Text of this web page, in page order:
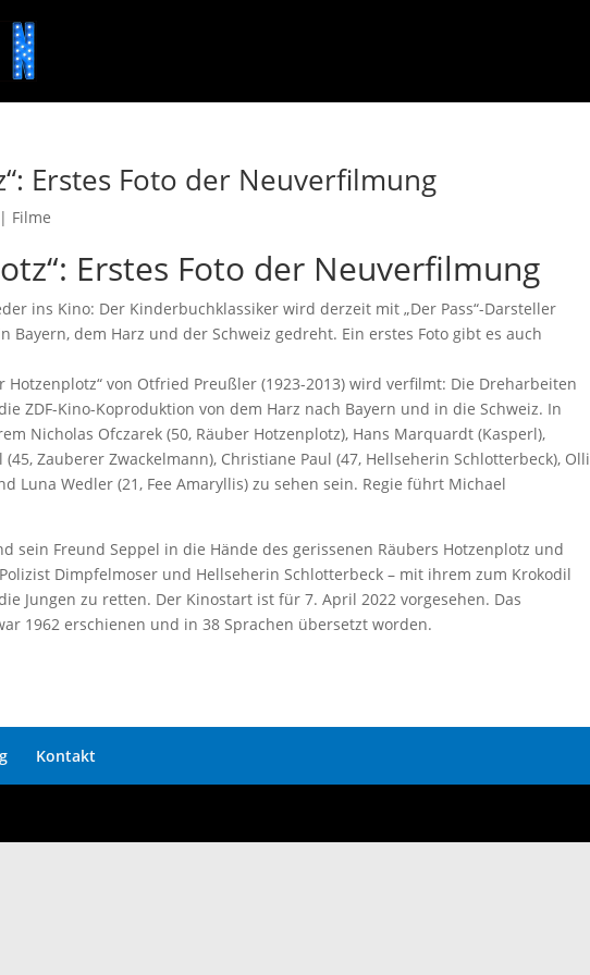
Erstes Foto der Neuverfilmung
| Filme
Erstes Foto der Neuverfilmung
ins Kino: Der Kinderbuchklassiker wird derzeit mit „Der Pass“-Darsteller
Bayern, dem Harz und der Schweiz gedreht. Ein erstes Foto gibt es auch
Hotzenplotz“ von Otfried Preußler (1923-2013) wird verfilmt: Die Dreharbeiten
ZDF-Kino-Koproduktion von dem Harz nach Bayern und in die Schweiz. In
Nicholas Ofczarek (50, Räuber Hotzenplotz), Hans Marquardt (Kasperl),
(45, Zauberer Zwackelmann), Christiane Paul (47, Hellseherin Schlotterbeck), Olli
Luna Wedler (21, Fee Amaryllis) zu sehen sein. Regie führt Michael
sein Freund Seppel in die Hände des gerissenen Räubers Hotzenplotz und
Dimpfelmoser und Hellseherin Schlotterbeck – mit ihrem zum Krokodil
Jungen zu retten. Der Kinostart ist für 7. April 2022 vorgesehen. Das
1962 erschienen und in 38 Sprachen übersetzt worden.
Kontakt